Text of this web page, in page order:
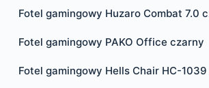
Fotel gamingowy Huzaro Combat 7.0
Fotel gamingowy PAKO Office czarny
Fotel gamingowy Hells Chair HC-